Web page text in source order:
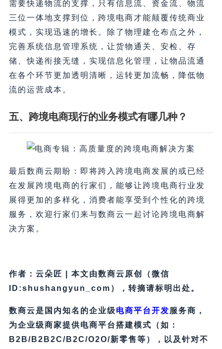
需要快递物流的支撑，只有信息流、资金流、物流
三位一体地支撑到位，跨境电商才能颠覆传统商业
模式，实现迅速的增长。除了物理建仓布点之外，
完善系统信息管理系统，让货物通关、安检、存
储、快递衔接无缝，实现信息化管理，让物品流通
在各个环节更加透明清晰，运转更加流畅，降低物
流的运营成本。
五、跨境电商现行的业务模式有哪几种？
最后数商云期盼：即将跨入跨境电商发展的或已经
在发展跨境电商的行家们，能够让跨境电商行业发
展得更加的多样化，消费者能享受到个性化的跨境
服务，欢迎行家们来与数商云一起讨论跨境电商解
决方案。
作者：云朵匠 | 本文由数商云原创（微信
ID:shushangyun_com），转摘请标明出处。
数商云是国内知名的企业级电商平台开发服务商，
为企业级商家提供电商平台搭建模式（如：
B2B/B2B2C/B2C/O2O/新零售等），以及针对不